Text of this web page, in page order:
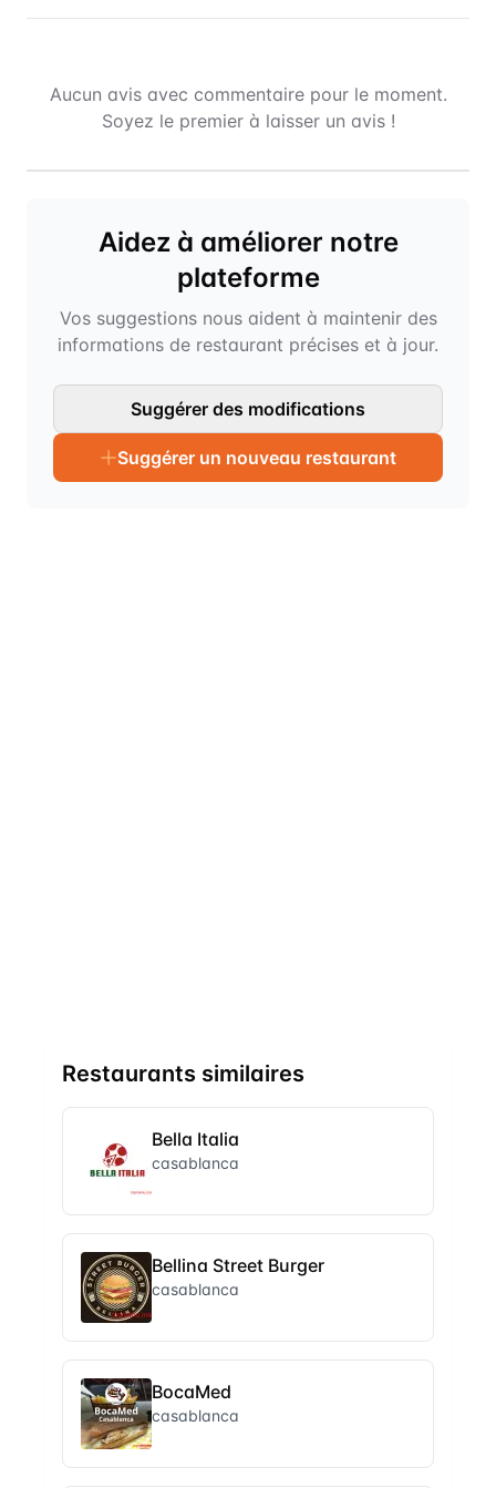
Aucun avis avec commentaire pour le moment.
Soyez le premier à laisser un avis !
Aidez à améliorer notre
plateforme
Vos suggestions nous aident à maintenir des
informations de restaurant précises et à jour.
Suggérer des modifications
Suggérer un nouveau restaurant
Restaurants similaires
Bella Italia
casablanca
Bellina Street Burger
casablanca
BocaMed
casablanca